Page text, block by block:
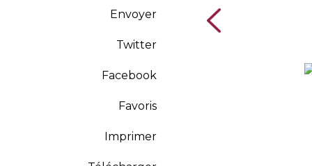
Envoyer
Twitter
Facebook
Favoris
Imprimer